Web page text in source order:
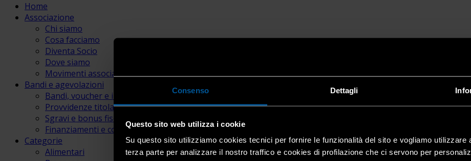
Consenso Dettagli
Questo sito web utilizza i cookie
Su questo sito utilizziamo cookies tecnici per fornire le funzionalità del sito e vogliamo utilizzare
terza parte per analizzare il nostro traffico e cookies di profilazione che ci servono per
Home
Associazione
Chi siamo
Cosa facciamo
Diventa Socio
Dove siamo
Movimenti associativi
Bandi e agevolazioni
Bandi, voucher e incentivi
Provvidenze titolari e lavoratori
Sgravi e bonus fiscali
Finanziamenti e contributi
Categorie
Alimentari